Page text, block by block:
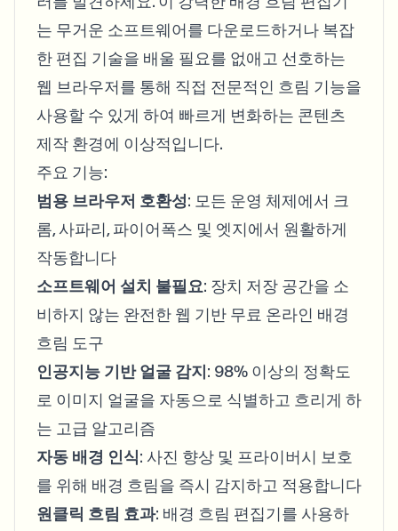
는 무거운 소프트웨어를 다운로드하거나 복잡
한 편집 기술을 배울 필요를 없애고 선호하는
웹 브라우저를 통해 직접 전문적인 흐림 기능을
사용할 수 있게 하여 빠르게 변화하는 콘텐츠
제작 환경에 이상적입니다.
주요 기능:
범용 브라우저 호환성: 모든 운영 체제에서 크
롬, 사파리, 파이어폭스 및 엣지에서 원활하게
작동합니다
소프트웨어 설치 불필요: 장치 저장 공간을 소
비하지 않는 완전한 웹 기반 무료 온라인 배경
흐림 도구
인공지능 기반 얼굴 감지: 98% 이상의 정확도
로 이미지 얼굴을 자동으로 식별하고 흐리게 하
는 고급 알고리즘
자동 배경 인식: 사진 향상 및 프라이버시 보호
를 위해 배경 흐림을 즉시 감지하고 적용합니다
원클릭 흐림 효과: 배경 흐림 편집기를 사용하